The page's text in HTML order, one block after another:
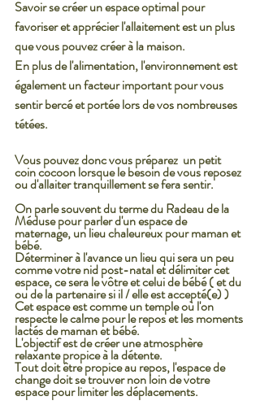
Savoir se créer un espace optimal pour
favoriser et apprécier l'allaitement est un plus
que vous pouvez créer à la maison.
En plus de l'alimentation, l'environnement est
également un facteur important pour vous
sentir bercé et portée lors de vos nombreuses
tétées.
Vous pouvez donc vous préparez  un petit
coin cocoon lorsque le besoin de vous reposez
ou d'allaiter tranquillement se fera sentir.
On parle souvent du terme du Radeau de la
Méduse pour parler d'un espace de
maternage, un lieu chaleureux pour maman et
bébé.
Déterminer à l'avance un lieu qui sera un peu
comme votre nid post-natal et délimiter cet
espace, ce sera le vôtre et celui de bébé ( et du
ou de la partenaire si il / elle est accepté(e) )
Cet espace est comme un temple où l'on
respecte le calme pour le repos et les moments
lactés de maman et bébé.
L'objectif est de créer une atmosphère
relaxante propice à la détente.
Tout doit être propice au repos, l'espace de
change doit se trouver non loin de votre
espace pour limiter les déplacements.